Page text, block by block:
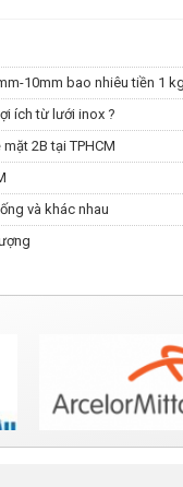
10mm bao nhiêu tiền 1
ích từ lưới inox ?
2B tại TPHCM
và khác nhau